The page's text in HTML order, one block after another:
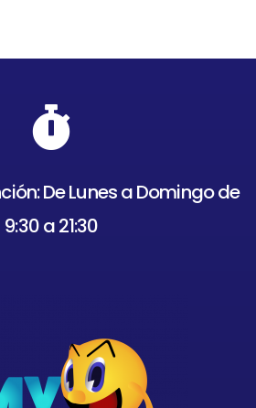
De Lunes a Domingo de
9:30 a 21:30